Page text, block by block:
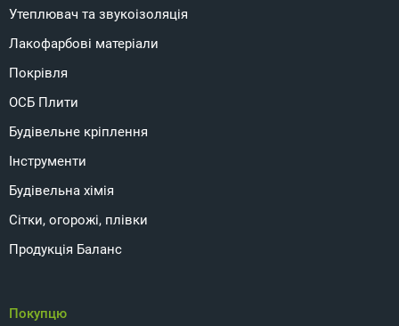
Утеплювач та звукоізоляція
Лакофарбові матеріали
Покрівля
ОСБ Плити
Будівельне кріплення
Інструменти
Будівельна хімія
Сітки, огорожі, плівки
Продукція Баланс
Покупцю